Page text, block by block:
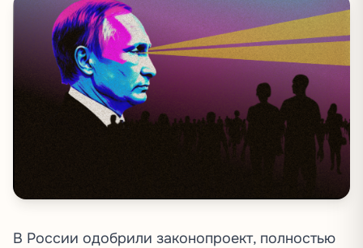
В России одобрили законопроект, полностью